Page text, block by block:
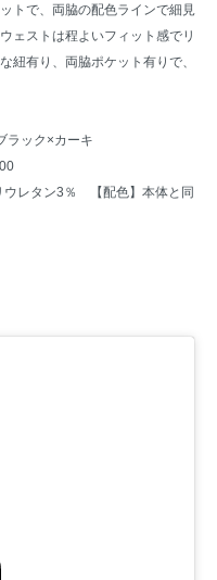
トで、両脇の配色ラインで細見
ェストは程よいフィット感でリ
紐有り、両脇ポケット有りで、
ラック×カーキ
レタン3％ 【配色】本体と同